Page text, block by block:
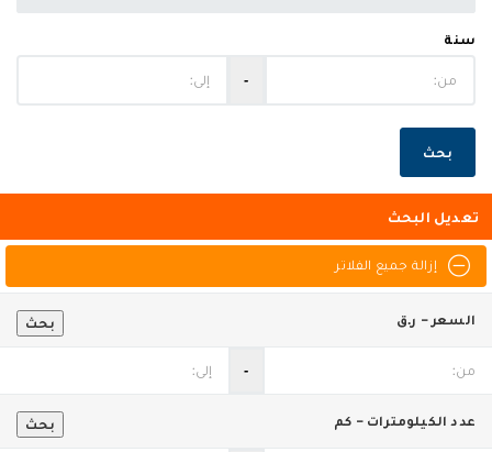
سنة
‐
بحث
تعديل البحث
إزالة جميع الفلاتر
بحث السعر - ر.ق
‐
بحث عدد الكيلومترات - كم